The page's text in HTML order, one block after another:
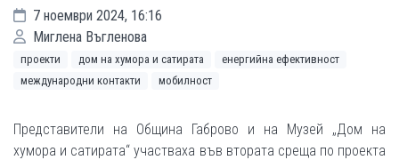
7 ноември 2024, 16:16
Миглена Въгленова
проекти дом на хумора и сатирата
енергийна ефективност
международни контакти
мобилност
Представители на Община Габрово и на Музей „Дом на
хумора и сатирата“ участваха във втората среща по проекта